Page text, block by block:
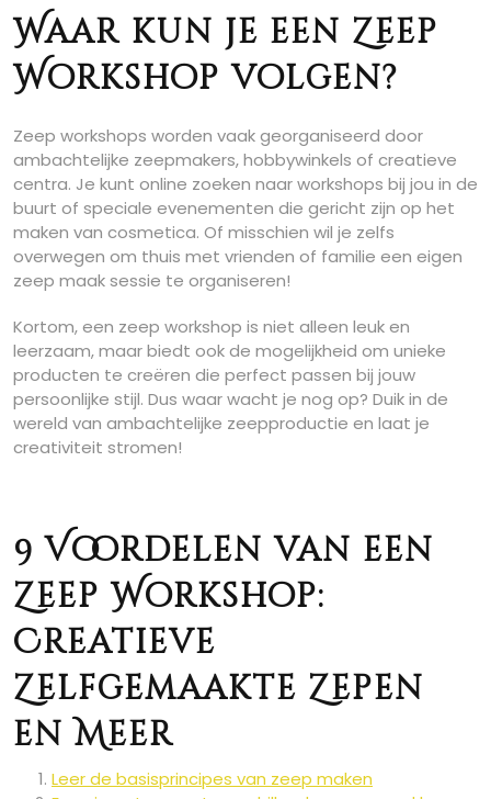
Waar kun je een Zeep
Workshop volgen?
Zeep workshops worden vaak georganiseerd door
ambachtelijke zeepmakers, hobbywinkels of creatieve
centra. Je kunt online zoeken naar workshops bij jou in de
buurt of speciale evenementen die gericht zijn op het
maken van cosmetica. Of misschien wil je zelfs
overwegen om thuis met vrienden of familie een eigen
zeep maak sessie te organiseren!
Kortom, een zeep workshop is niet alleen leuk en
leerzaam, maar biedt ook de mogelijkheid om unieke
producten te creëren die perfect passen bij jouw
persoonlijke stijl. Dus waar wacht je nog op? Duik in de
wereld van ambachtelijke zeepproductie en laat je
creativiteit stromen!
9 Voordelen van een
Zeep Workshop:
Creatieve
Zelfgemaakte Zepen
en Meer
Leer de basisprincipes van zeep maken